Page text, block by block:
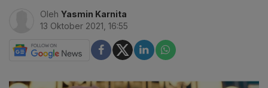
Oleh Yasmin Karnita
13 Oktober 2021, 16:55